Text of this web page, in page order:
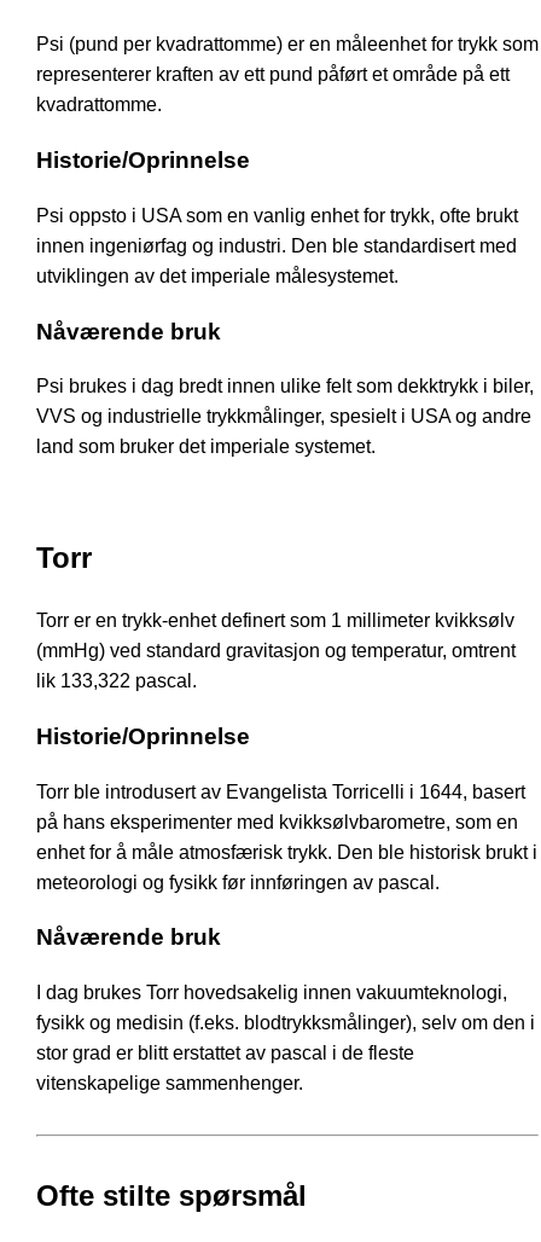
Psi (pund per kvadrattomme) er en måleenhet for trykk som
representerer kraften av ett pund påført et område på ett
kvadrattomme.
Historie/Oprinnelse
Psi oppsto i USA som en vanlig enhet for trykk, ofte brukt
innen ingeniørfag og industri. Den ble standardisert med
utviklingen av det imperiale målesystemet.
Nåværende bruk
Psi brukes i dag bredt innen ulike felt som dekktrykk i biler,
VVS og industrielle trykkmålinger, spesielt i USA og andre
land som bruker det imperiale systemet.
Torr
Torr er en trykk-enhet definert som 1 millimeter kvikksølv
(mmHg) ved standard gravitasjon og temperatur, omtrent
lik 133,322 pascal.
Historie/Oprinnelse
Torr ble introdusert av Evangelista Torricelli i 1644, basert
på hans eksperimenter med kvikksølvbarometre, som en
enhet for å måle atmosfærisk trykk. Den ble historisk brukt i
meteorologi og fysikk før innføringen av pascal.
Nåværende bruk
I dag brukes Torr hovedsakelig innen vakuumteknologi,
fysikk og medisin (f.eks. blodtrykksmålinger), selv om den i
stor grad er blitt erstattet av pascal i de fleste
vitenskapelige sammenhenger.
Ofte stilte spørsmål